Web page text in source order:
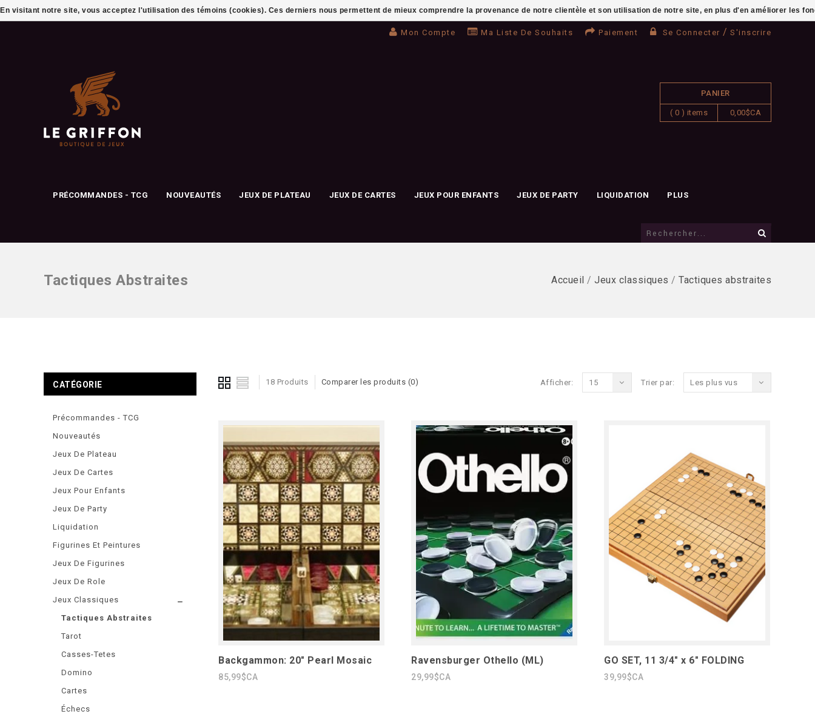
Mon Compte Ma Liste De Souhaits Paiement Se Connecter / S'inscrire
PANIER
( 0 ) items 0,00$CA
PRÉCOMMANDES - TCG NOUVEAUTÉS JEUX DE PLATEAU JEUX DE CARTES JEUX POUR ENFANTS JEUX DE PARTY LIQUIDATION PLUS
Tactiques Abstraites Accueil / Jeux classiques / Tactiques abstraites
18 Produits Comparer les produits (0) Trier par: Les plus vus
Afficher: 15
Backgammon: 20" Pearl Mosaic
85,99$CA
Ravensburger Othello (ML)
29,99$CA
GO SET, 11 3/4" x 6" FOLDING
39,99$CA
CATÉGORIE
Précommandes - TCG
Nouveautés
Jeux De Plateau
Jeux De Cartes
Jeux Pour Enfants
Jeux De Party
Liquidation
Figurines Et Peintures
Jeux De Figurines
Jeux De Role
Jeux Classiques
Tactiques Abstraites
Tarot
Casses-Tetes
Domino
Cartes
Échecs
En visitant notre site, vous acceptez l'utilisation des témoins (cookies). Ces derniers nous permettent de mieux comprendre la provenance de notre clientèle et son utilisation de notre site, en plus d'en améliorer les